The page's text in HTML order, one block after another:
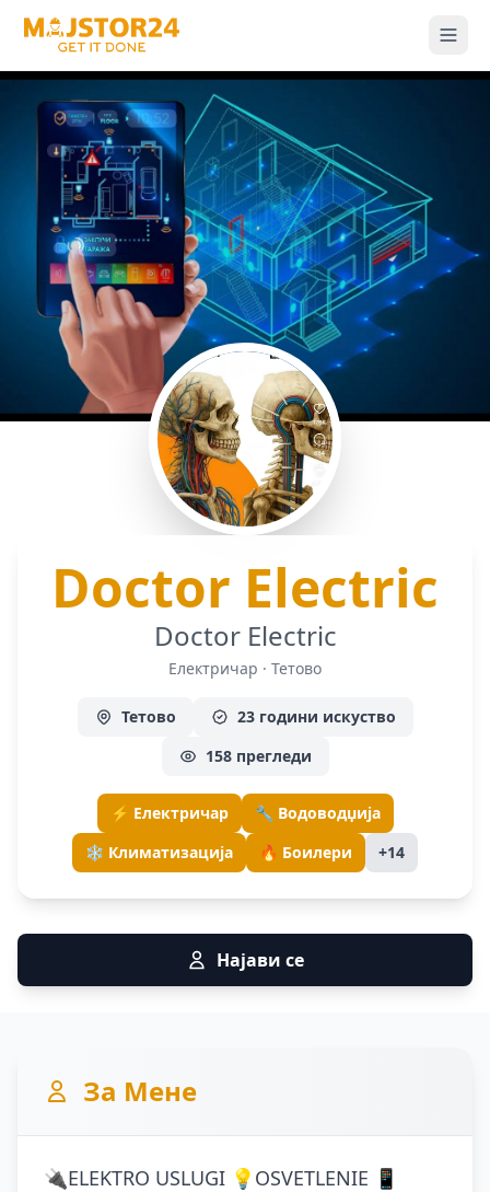
Doctor Electric
Doctor Electric
Електричар · Тетово
Тетово
23 години искуство
158 прегледи
⚡ Електричар
🔧 Водоводџија
❄️ Климатизација
🔥 Боилери +14
Најави се
За Мене
🔌ELEKTRO USLUGI 💡OSVETLENIE 📱